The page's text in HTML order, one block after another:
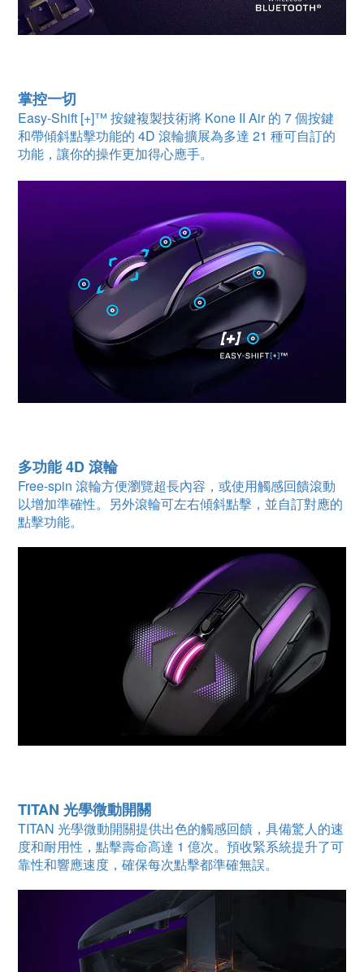
掌控一切
Easy-Shift [+]™ 按鍵複製技術將 Kone II Air 的 7 個按鍵
和帶傾斜點擊功能的 4D 滾輪擴展為多達 21 種可自訂的
功能，讓你的操作更加得心應手。
多功能 4D 滾輪
Free-spin 滾輪方便瀏覽超長內容，或使用觸感回饋滾動
以增加準確性。另外滾輪可左右傾斜點擊，並自訂對應的
點擊功能。
TITAN 光學微動開關
TITAN 光學微動開關提供出色的觸感回饋，具備驚人的速
度和耐用性，點擊壽命高達 1 億次。預收緊系統提升了可
靠性和響應速度，確保每次點擊都準確無誤。